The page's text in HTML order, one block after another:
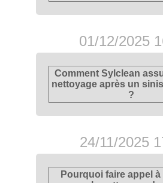
01/12/2025
Comment Sylclean
nettoyage après un
?
24/11/2025
Pourquoi faire appel